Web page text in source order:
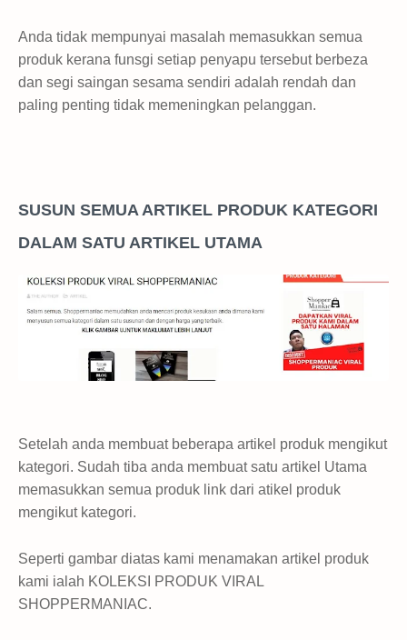
Anda tidak mempunyai masalah memasukkan semua
produk kerana funsgi setiap penyapu tersebut berbeza
dan segi saingan sesama sendiri adalah rendah dan
paling penting tidak memeningkan pelanggan.
SUSUN SEMUA ARTIKEL PRODUK KATEGORI
DALAM SATU ARTIKEL UTAMA
Setelah anda membuat beberapa artikel produk mengikut
kategori. Sudah tiba anda membuat satu artikel Utama
memasukkan semua produk link dari atikel produk
mengikut kategori.
Seperti gambar diatas kami menamakan artikel produk
kami ialah KOLEKSI PRODUK VIRAL
SHOPPERMANIAC.